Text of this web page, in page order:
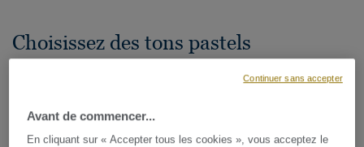
Choisissez des tons pastels
Avant de commencer...
En cliquant sur « Accepter tous les cookies », vous acceptez le
Continuer sans accepter